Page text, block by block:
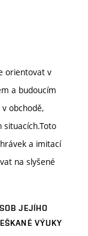
orientovat v
a budoucím
obchodě,
situacích.Toto
a imitací
na slyšené
JEJÍHO
VÝUKY